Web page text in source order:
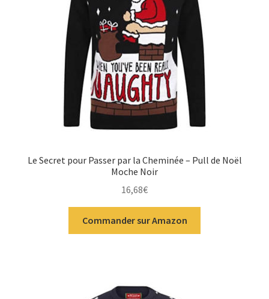
Le Secret pour Passer par la Cheminée – Pull de Noël
Moche Noir
16,68€
Commander sur Amazon